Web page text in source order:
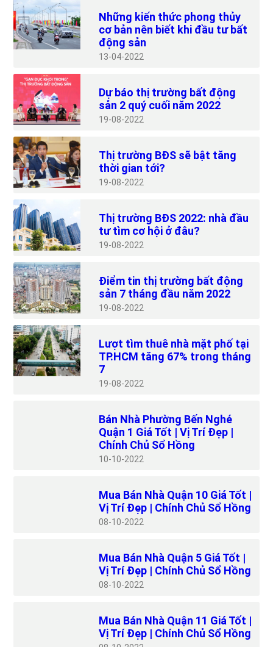
Những kiến thức phong thủy
cơ bản nên biết khi đầu tư bất
động sản
13 04-2022
Dự báo thị trường bất động
sản 2 quý cuối năm 2022
19 08-2022
Thị trường BĐS sẽ bật tăng
thời gian tới?
19 08-2022
Thị trường BĐS 2022: nhà đầu
tư tìm cơ hội ở đâu?
19 08-2022
Điểm tin thị trường bất động
sản 7 tháng đầu năm 2022
19 08-2022
Lượt tìm thuê nhà mặt phố tại
TP.HCM tăng 67% trong tháng
7
19 08-2022
Bán Nhà Phường Bến Nghé
Quận 1 Giá Tốt | Vị Trí Đẹp |
Chính Chủ Sổ Hồng
10 10-2022
Mua Bán Nhà Quận 10 Giá Tốt |
Vị Trí Đẹp | Chính Chủ Sổ Hồng
08 10-2022
Mua Bán Nhà Quận 5 Giá Tốt |
Vị Trí Đẹp | Chính Chủ Sổ Hồng
08 10-2022
Mua Bán Nhà Quận 11 Giá Tốt |
Vị Trí Đẹp | Chính Chủ Sổ Hồng